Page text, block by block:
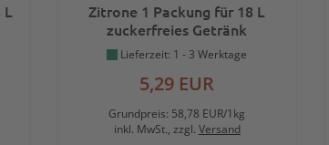
L
Zitrone 1 Packung für 18 L
zuckerfreies Getränk
Lieferzeit: 1 - 3 Werktage
5,29 EUR
Grundpreis: 58,78 EUR/1kg
inkl. MwSt., zzgl. Versand